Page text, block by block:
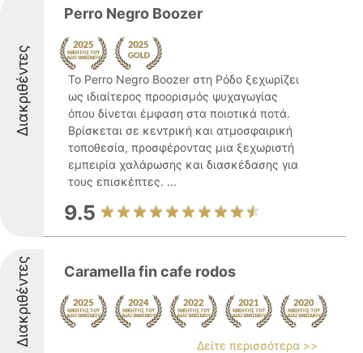
Διακριθέντες
Perro Negro Boozer
Το Perro Negro Boozer στη Ρόδο ξεχωρίζει
ως ιδιαίτερος προορισμός ψυχαγωγίας
όπου δίνεται έμφαση στα ποιοτικά ποτά.
Βρίσκεται σε κεντρική και ατμοσφαιρική
τοποθεσία, προσφέροντας μια ξεχωριστή
εμπειρία χαλάρωσης και διασκέδασης για
τους επισκέπτες. ...
9.5
Διακριθέντες Caramella fin cafe rodos
Δείτε περισσότερα >>